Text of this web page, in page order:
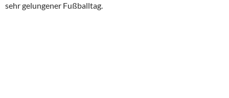
sehr gelungener Fußballtag.